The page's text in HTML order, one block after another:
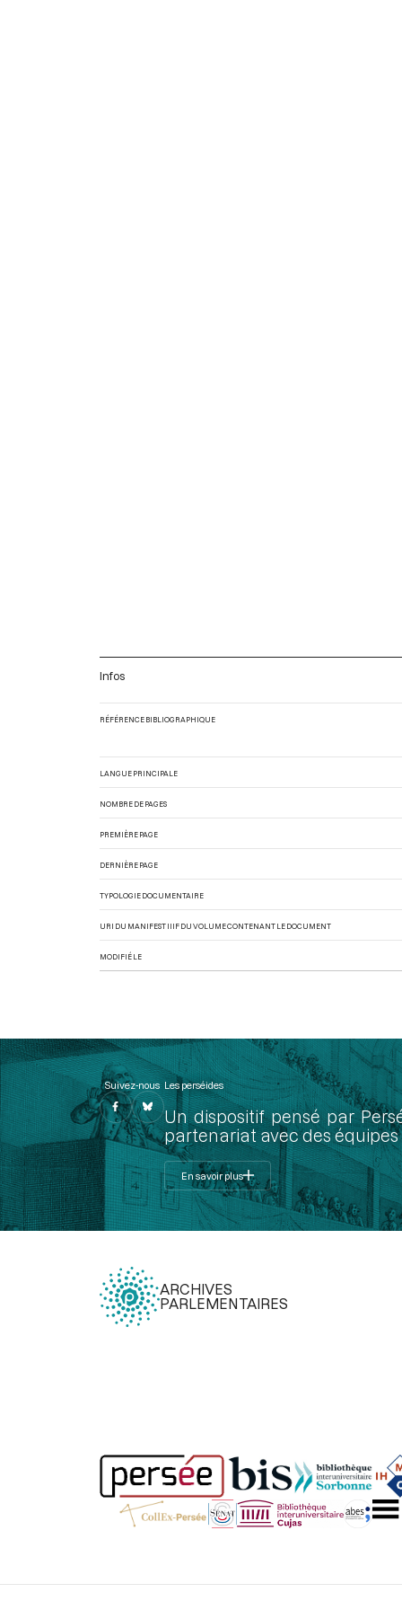
Infos
RÉFÉRENCE BIBLIOGRAPHIQUE
LANGUE PRINCIPALE
NOMBRE DE PAGES
PREMIÈRE PAGE
DERNIÈRE PAGE
TYPOLOGIE DOCUMENTAIRE
URI DU MANIFEST IIIF DU VOLUME CONTENANT LE DOCUMENT
MODIFIÉ LE
Suivez-nous Les perséides
Un dispositif pensé par
partenariat avec des
En savoir plus
ARCHIVES
PARLEMENTAIRES
Légal